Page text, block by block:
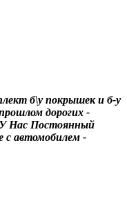
б\у покрышек и б-у
дорогих -
Нас Постоянный
автомобилем -